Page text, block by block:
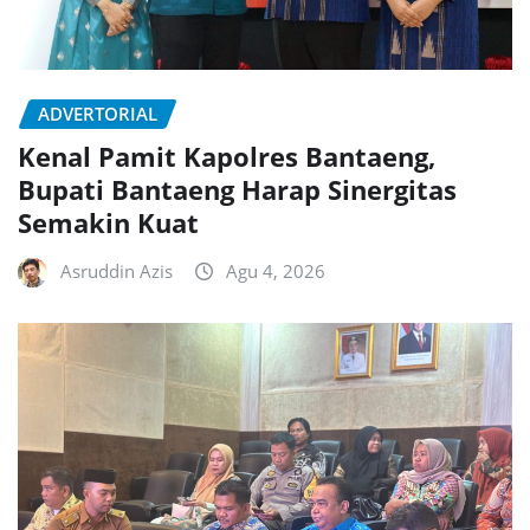
ADVERTORIAL
Kenal Pamit Kapolres Bantaeng,
Bupati Bantaeng Harap Sinergitas
Semakin Kuat
Asruddin Azis Agu 4, 2026